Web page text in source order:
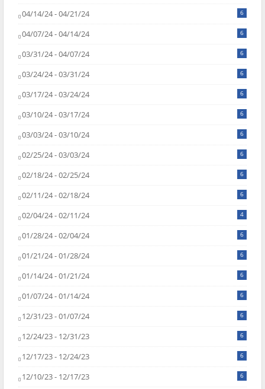
04/14/24 - 04/21/24 6
04/07/24 - 04/14/24 6
03/31/24 - 04/07/24 6
03/24/24 - 03/31/24 6
03/17/24 - 03/24/24 6
03/10/24 - 03/17/24 6
03/03/24 - 03/10/24 6
02/25/24 - 03/03/24 6
02/18/24 - 02/25/24 6
02/11/24 - 02/18/24 6
02/04/24 - 02/11/24 4
01/28/24 - 02/04/24 6
01/21/24 - 01/28/24 6
01/14/24 - 01/21/24 6
01/07/24 - 01/14/24 6
12/31/23 - 01/07/24 6
12/24/23 - 12/31/23 6
12/17/23 - 12/24/23 6
12/10/23 - 12/17/23 6